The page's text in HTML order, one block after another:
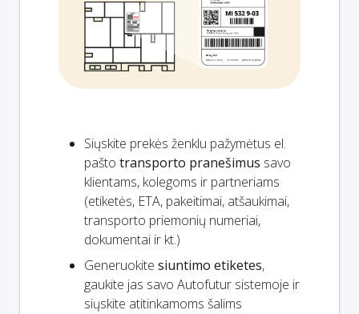
Siųskite prekės ženklu pažymėtus el.
pašto transporto pranešimus savo
klientams, kolegoms ir partneriams
(etiketės, ETA, pakeitimai, atšaukimai,
transporto priemonių numeriai,
dokumentai ir kt.)
Generuokite siuntimo etiketes,
gaukite jas savo Autofutur sistemoje ir
siųskite atitinkamoms šalims